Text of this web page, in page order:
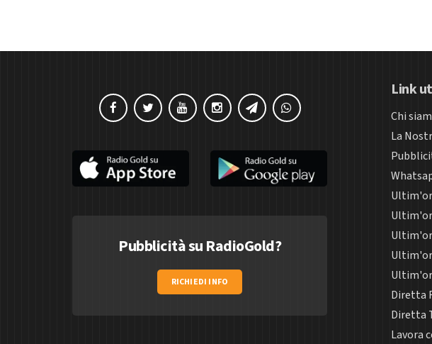
Pubblicità su RadioGold?
RICHIEDI INFO
Link
Chi
La
Diretta
Diretta
Lavora